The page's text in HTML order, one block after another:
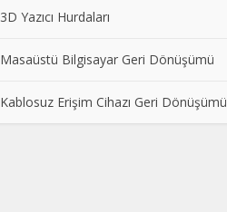
3D Yazıcı Hurdaları
Masaüstü Bilgisayar Geri Dönüşümü
Kablosuz Erişim Cihazı Geri Dönüşümü